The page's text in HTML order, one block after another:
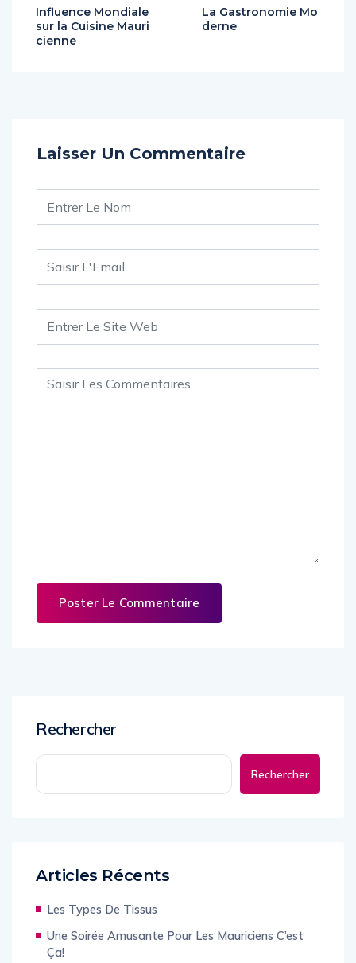
Influence Mondiale
sur la Cuisine Mauri
cienne
La Gastronomie Mo
derne
Laisser Un Commentaire
Rechercher
Rechercher
Articles Récents
Les Types De Tissus
Une Soirée Amusante Pour Les Mauriciens C’est
Ça!